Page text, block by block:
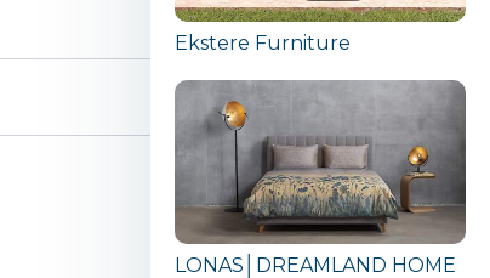
Ekstere Furniture
LONAS│DREAMLAND HOME